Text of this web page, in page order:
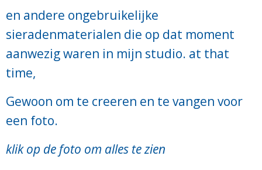
en andere ongebruikelijke
sieradenmaterialen die op dat moment
aanwezig waren in mijn studio. at that
time,
Gewoon om te creeren en te vangen voor
een foto.
klik op de foto om alles te zien